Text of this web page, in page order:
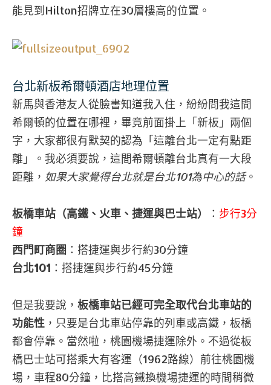
能見到Hilton招牌立在30層樓高的位置。
台北新板希爾頓酒店地理位置
新馬與香港友人從臉書知道我入住，紛紛問我這間
希爾頓的位置在哪裡，畢竟前面掛上「新板」兩個
字，大家都很有默契的認為「這離台北一定有點距
離」。我必須要說，這間希爾頓離台北真有一大段
距離， 如果大家覺得台北就是台北101為中心的話。
板橋車站（高鐵、火車、捷運與巴士站） ： 步行3分
鐘
西門町商圈 ：搭捷運與步行約30分鐘
台北101 ：搭捷運與步行約45分鐘
但是我要說， 板橋車站已經可完全取代台北車站的
功能性 ，只要是台北車站停靠的列車或高鐵，板橋
都會停靠。當然啦，桃園機場捷運除外。不過從板
橋巴士站可搭乘大有客運（1962路線）前往桃園機
場，車程80分鐘，比搭高鐵換機場捷運的時間稍微